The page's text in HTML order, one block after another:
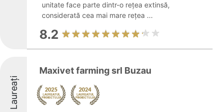
unitate face parte dintr-o rețea extinsă,
considerată cea mai mare rețea ...
8.2
Laureați
Maxivet farming srl Buzau